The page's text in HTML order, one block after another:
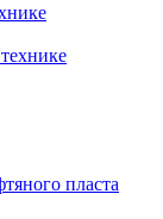
пласта